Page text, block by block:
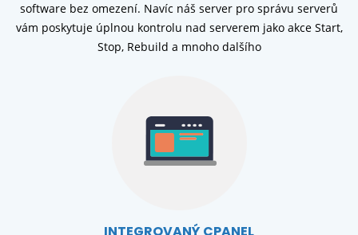
software bez omezení. Navíc náš server pro správu serverů
vám poskytuje úplnou kontrolu nad serverem jako akce Start,
Stop, Rebuild a mnoho dalšího